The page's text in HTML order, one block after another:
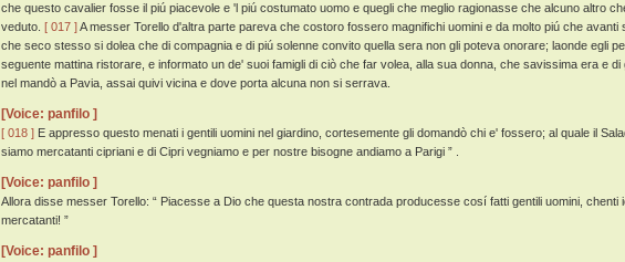
che questo cavalier fosse il piú piacevole e 'l piú costumato uomo e quegli che meglio ragionasse che alcuno altro
veduto. [ 017 ]A messer Torello d'altra parte pareva che costoro fossero magnifichi uomini e da molto piú che avanti
che seco stesso si dolea che di compagnia e di piú solenne convito quella sera non gli poteva onorare; laonde egli
seguente mattina ristorare, e informato un de' suoi famigli di ciò che far volea, alla sua donna, che savissima era e di
nel mandò a Pavia, assai quivi vicina e dove porta alcuna non si serrava.
[Voice: panfilo ]
[ 018 ] E appresso questo menati i gentili uomini nel giardino, cortesemente gli domandò chi e' fossero; al quale il
siamo mercatanti cipriani e di Cipri vegniamo e per nostre bisogne andiamo a Parigi ” .
[Voice: panfilo ]
Allora disse messer Torello: “ Piacesse a Dio che questa nostra contrada producesse cosí fatti gentili uomini, chenti
mercatanti! ”
[Voice: panfilo ]